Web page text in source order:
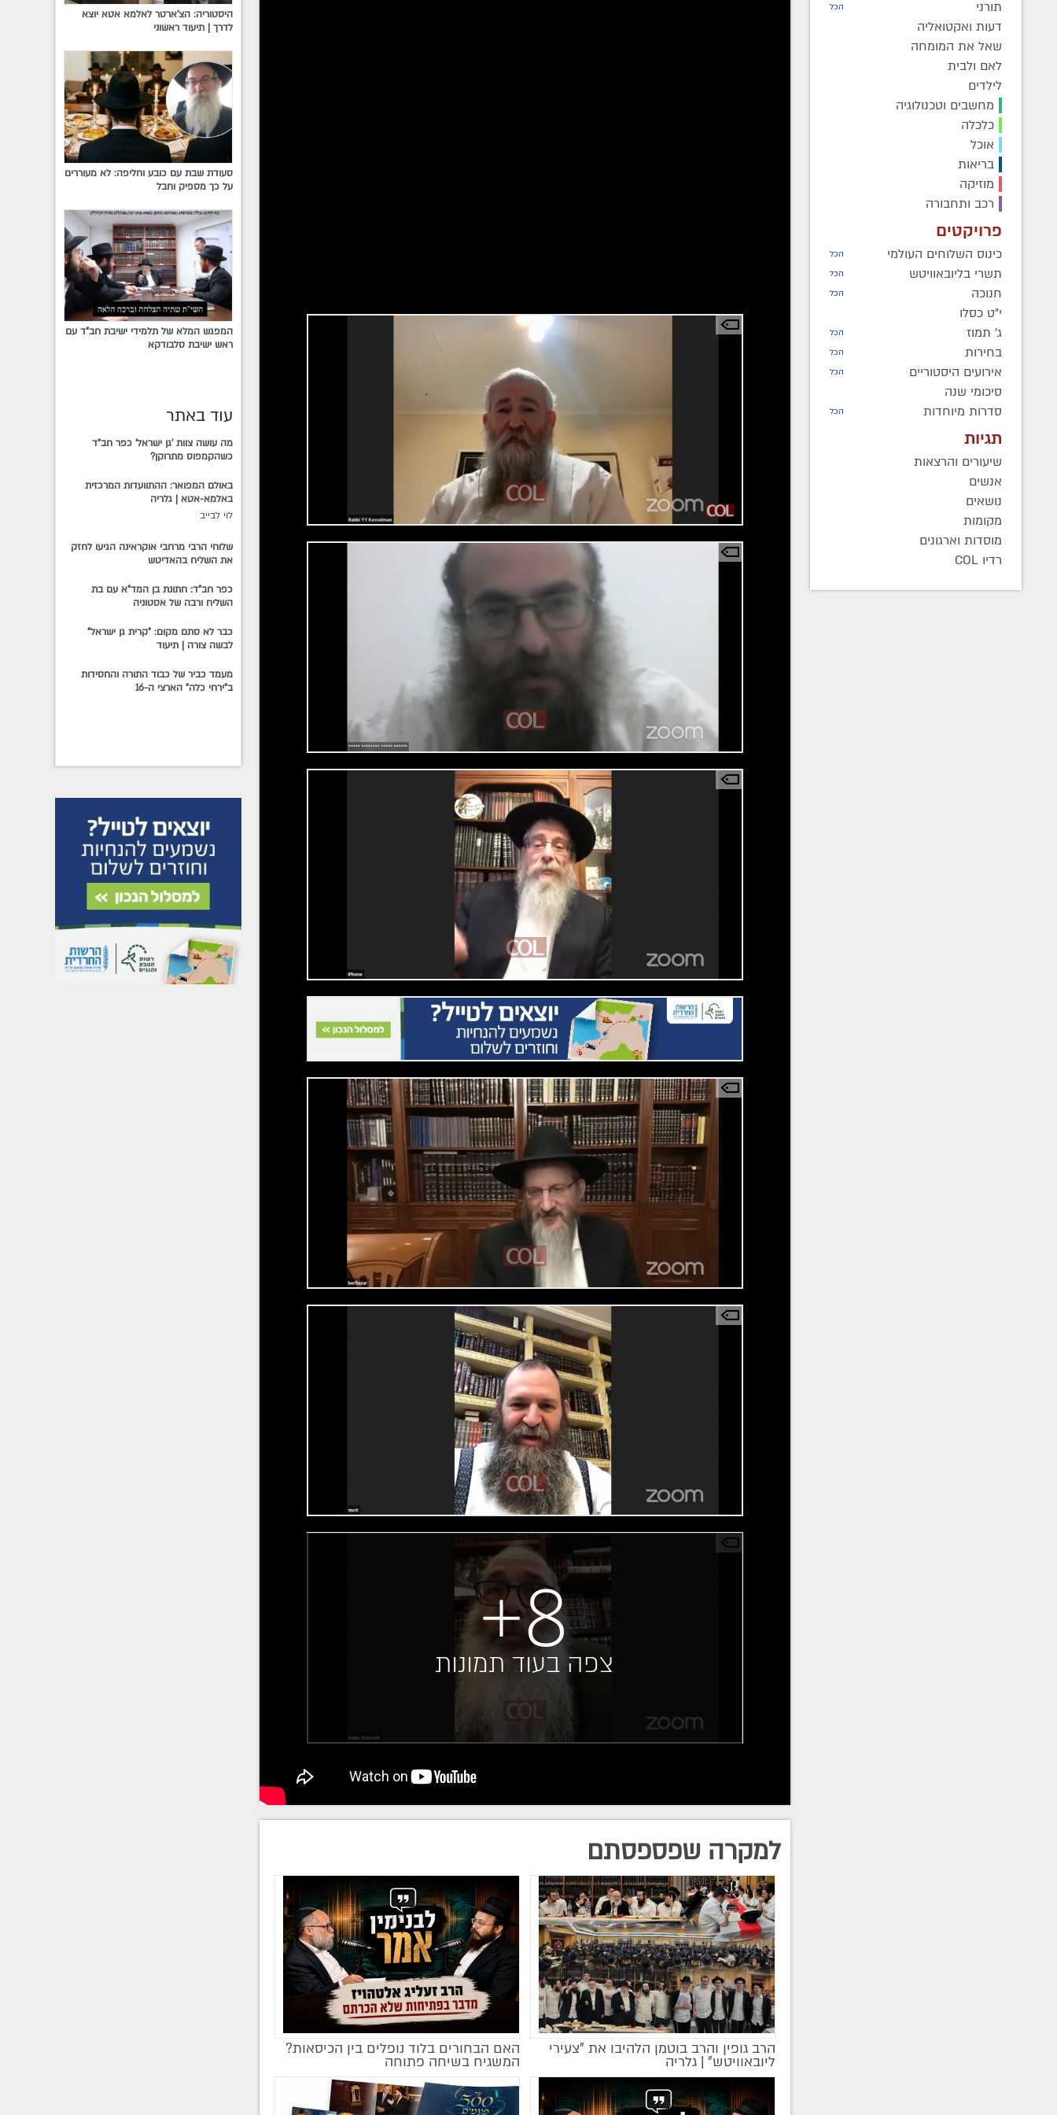
תורני
הכל
דעות ואקטואליה
שאל את המומחה
לאם ולבית
לילדים
מחשבים וטכנולוגיה
כלכלה
אוכל
בריאות
מוזיקה
רכב ותחבורה
פרויקטים
כינוס השלוחים העולמי הכל
תשרי בליובאוויטש הכל
חנוכה הכל
י"ט כסלו
ג' תמוז
הכל
בחירות הכל
אירועים היסטוריים הכל
סיכומי שנה
סדרות מיוחדות
הכל
תגיות
שיעורים והרצאות
אנשים
נושאים
מקומות
מוסדות וארגונים
רדיו COL
+8
צפה בעוד תמונות
למקרה שפספסתם
הרב גופין והרב בוטמן הלהיבו את "צעירי
ליובאוויטש" | גלריה
מקודם
האם הבחורים בלוד נופלים בין הכיסאות?
המשגיח בשיחה פתוחה
היסטוריה: הצ'ארטר לאלמא אטא יוצא
לדרך | תיעוד ראשוני
סעודת שבת עם כובע וחליפה: לא מעוררים
על כך מספיק וחבל
המפגש המלא של תלמידי ישיבת חב"ד עם
ראש ישיבת סלבודקא
עוד באתר
מה עושה צוות 'גן ישראל' כפר חב"ד
כשהקמפוס מתרוקן?
באולם המפואר: ההתוועדות המרכזית
באלמא-אטא | גלריה
לוי לבייב
שלוחי הרבי מרחבי אוקראינה הגיעו לחזק
את השליח בהאדיטש
כפר חב"ד: חתונת בן המד"א עם בת
השליח ורבה של אסטוניה
כבר לא סתם מקום: "קרית גן ישראל"
לבשה צורה | תיעוד
מעמד כביר של כבוד התורה והחסידות
ב"ירחי כלה" הארצי ה-16